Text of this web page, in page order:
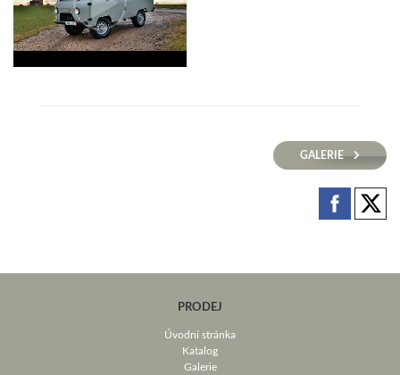
GALERIE
PRODEJ
Úvodní stránka
Katalog
Galerie